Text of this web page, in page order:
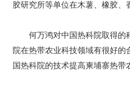
胶研究所等单位在木薯、橡胶
何万鸿对中国热科院取得的科
院在热带农业科技领域有很好
国热科院的技术提高柬埔寨热